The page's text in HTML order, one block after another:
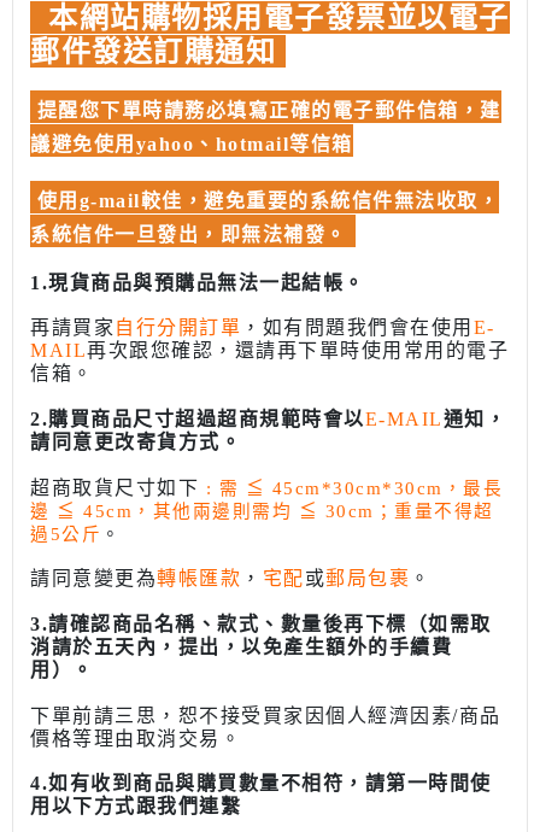
本網站購物採用電子發票並以電子
郵件發送訂購通知
提醒您下單時請務必填寫正確的電子郵件信箱，建
議避免使用yahoo、hotmail等信箱
使用g-mail較佳，避免重要的系統信件無法收取，
系統信件一旦發出，即無法補發。
1.現貨商品與預購品無法一起結帳。
再請買家 自行分開訂單 ，如有問題我們會在使用 E-
MAIL再次跟您確認，還請再下單時使用常用的電子
信箱。
2.購買商品尺寸超過超商規範時會以E-MAIL通知，
請同意更改寄貨方式。
超商取貨尺寸如下 : 需 ≦ 45cm*30cm*30cm，最長
邊 ≦ 45cm，其他兩邊則需均 ≦ 30cm；重量不得超
過5公斤 。
請同意變更為轉帳匯款 ， 宅配或郵局包裹 。
3.請確認商品名稱、款式、數量後再下標（如需取
消請於五天內，提出，以免產生額外的手續費
用）。
下單前請三思，恕不接受買家因個人經濟因素/商品
價格等理由取消交易。
4.如有收到商品與購買數量不相符，請第一時間使
用以下方式跟我們連繫